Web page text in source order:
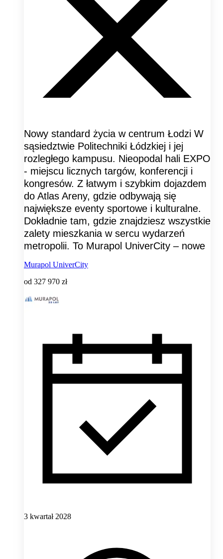
Nowy standard życia w centrum Łodzi W
sąsiedztwie Politechniki Łódzkiej i jej
rozległego kampusu. Nieopodal hali EXPO
- miejscu licznych targów, konferencji i
kongresów. Z łatwym i szybkim dojazdem
do Atlas Areny, gdzie odbywają się
największe eventy sportowe i kulturalne.
Dokładnie tam, gdzie znajdziesz wszystkie
zalety mieszkania w sercu wydarzeń
metropolii. To Murapol UniverCity – nowe
Murapol UniverCity
od 327 970 zł
3 kwartał 2028